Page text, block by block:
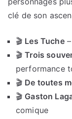
clé de son
🎬 Les Tuche–
🎬Trois
performance
🎬 De toutes
🎬 Gaston
comique